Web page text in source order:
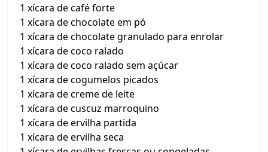
1 xícara de café forte
1 xícara de chocolate em pó
1 xícara de chocolate granulado para enrolar
1 xícara de coco ralado
1 xícara de coco ralado sem açúcar
1 xícara de cogumelos picados
1 xícara de creme de leite
1 xícara de cuscuz marroquino
1 xícara de ervilha partida
1 xícara de ervilha seca